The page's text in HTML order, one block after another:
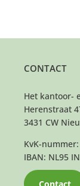
CONTACT
Het kantoor-
Herenstraat
3431 CW
KvK-
IBAN: NL95